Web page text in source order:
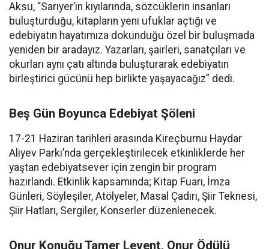
Aksu, “Sarıyer’in kıyılarında, sözcüklerin insanları
buluşturduğu, kitapların yeni ufuklar açtığı ve
edebiyatın hayatımıza dokunduğu özel bir buluşmada
yeniden bir aradayız. Yazarları, şairleri, sanatçıları ve
okurları aynı çatı altında buluşturarak edebiyatın
birleştirici gücünü hep birlikte yaşayacağız” dedi.
Beş Gün Boyunca Edebiyat Şöleni
17-21 Haziran tarihleri arasında Kireçburnu Haydar
Aliyev Parkı’nda gerçekleştirilecek etkinliklerde her
yaştan edebiyatsever için zengin bir program
hazırlandı. Etkinlik kapsamında; Kitap Fuarı, İmza
Günleri, Söyleşiler, Atölyeler, Masal Çadırı, Şiir Teknesi,
Şiir Hatları, Sergiler, Konserler düzenlenecek.
Onur Konuğu Tamer Levent, Onur Ödülü